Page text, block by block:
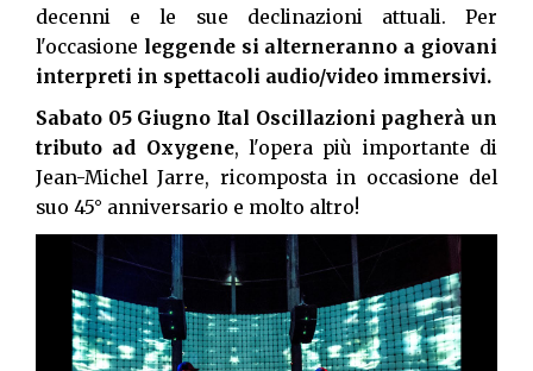
decenni e le sue declinazioni attuali. Per
l'occasione leggende si alterneranno a giovani
interpreti in spettacoli audio/video immersivi.
Sabato 05 Giugno Ital Oscillazioni pagherà un
tributo ad Oxygene, l'opera più importante di
Jean-Michel Jarre, ricomposta in occasione del
suo 45° anniversario e molto altro!